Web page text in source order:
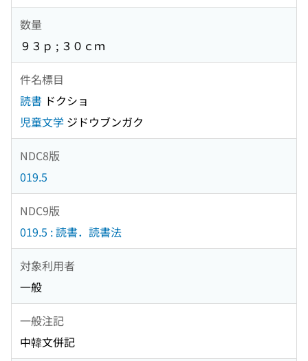
数量
９３ｐ ; ３０ｃｍ
件名標目
読書 ドクショ
児童文学 ジドウブンガク
NDC8版
019.5
NDC9版
019.5 : 読書．読書法
対象利用者
一般
一般注記
中韓文併記